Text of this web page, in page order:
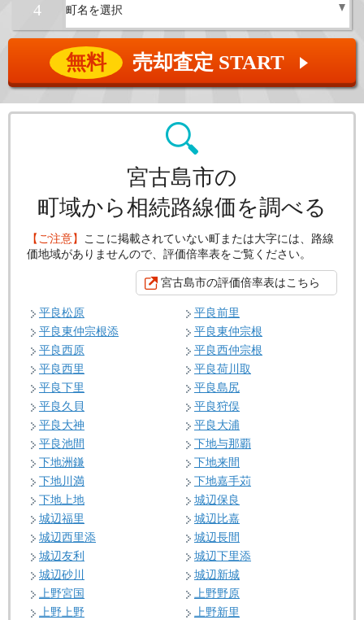
4
無料 売却査定 START ▲
宮古島市の
町域から相続路線価を調べる
【ご注意】 ここに掲載されていない町または大字には、路線
価地域がありませんので、評価倍率表をご覧ください。
宮古島市の評価倍率表はこちら
平良松原
平良前里
平良東仲宗根添
平良東仲宗根
平良西原
平良西仲宗根
平良西里
平良荷川取
平良下里
平良島尻
平良久貝
平良狩俣
平良大神
平良大浦
平良池間
下地与那覇
下地洲鎌
下地来間
下地川満
下地嘉手苅
下地上地
城辺保良
城辺福里
城辺比嘉
城辺西里添
城辺長間
城辺友利
城辺下里添
城辺砂川
城辺新城
上野宮国
上野野原
上野上野
上野新里